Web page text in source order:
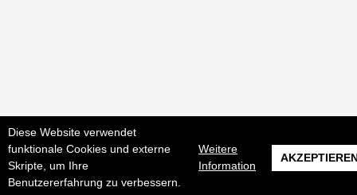
Diese Website verwendet
funktionale Cookies und externe
Skripte, um Ihre
Benutzererfahrung zu verbessern.
Weitere
Information